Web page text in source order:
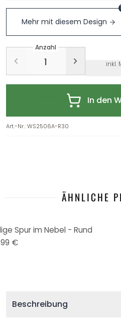
Mehr mit diesem Design
Anzahl
inkl.
In den
Art.-Nr.:WS2506A-R30
ÄHNLICHE
Spur im Nebel - Rund
€
Beschreibung